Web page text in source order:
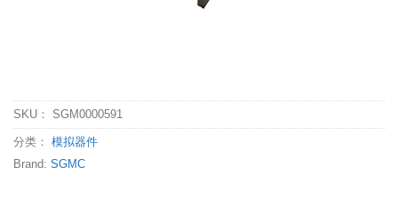
SKU： SGM0000591
分类： 模拟器件
Brand: SGMC